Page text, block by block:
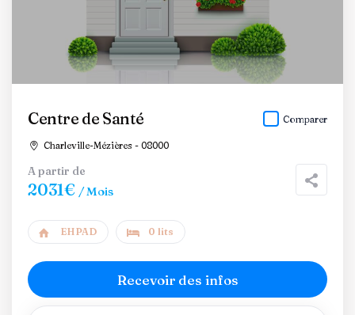
Centre de Santé
Charleville-Mézières - 08000
Comparer
A partir de
2031€ / Mois
EHPAD 0 lits
Recevoir des infos